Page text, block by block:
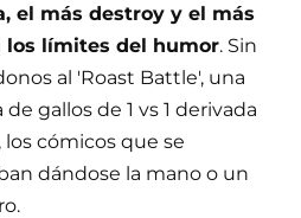
el más destroy y el más
los límites del humor. Sin
al 'Roast Battle', una
gallos de 1 vs 1 derivada
cómicos que se
dándose la mano o un